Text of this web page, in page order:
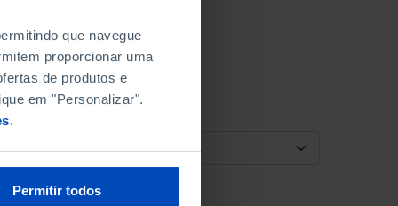
que navegue
proporcionar uma
de produtos e
em "Personalizar".
.
Permitir todos
ORDENAR POR